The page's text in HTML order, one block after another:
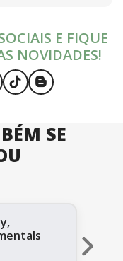
E FIQUE
NOVIDADES!
SE